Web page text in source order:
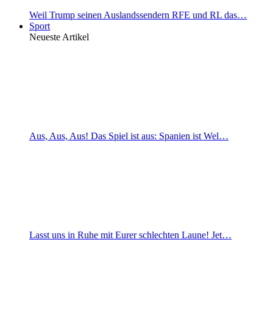
Weil Trump seinen Auslandssendern RFE und RL das…
Sport
Neueste Artikel
Aus, Aus, Aus! Das Spiel ist aus: Spanien ist Wel…
Lasst uns in Ruhe mit Eurer schlechten Laune! Jet…